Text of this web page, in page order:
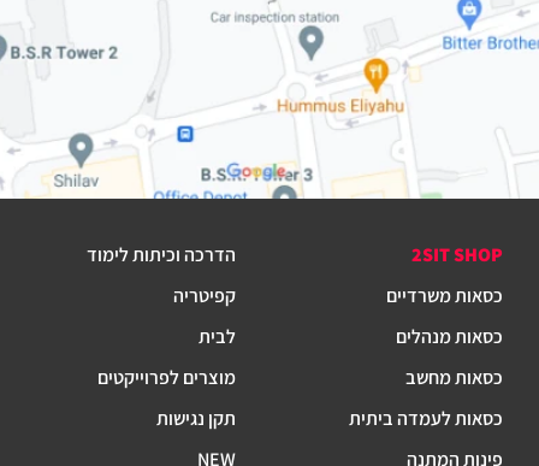
2SIT SHOP
כסאות משרדיים
כסאות מנהלים
כסאות מחשב
כסאות לעמדה ביתית
פינות המתנה
הדרכה וכיתות לימוד
קפיטריה
לבית
מוצרים לפרוייקטים
תקן נגישות
NEW